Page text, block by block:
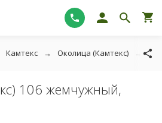
Камтекс Околица (Камтекс)
106 жемчужный,